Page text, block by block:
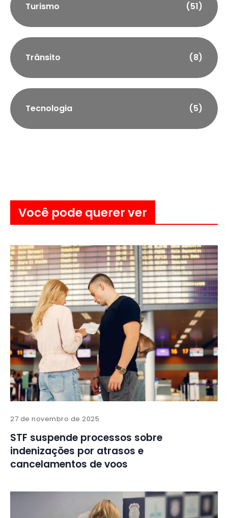
Turismo (51)
Trânsito (8)
Tecnologia (5)
Você pode querer ver
27 de novembro de 2025
STF suspende processos sobre
indenizações por atrasos e
cancelamentos de voos